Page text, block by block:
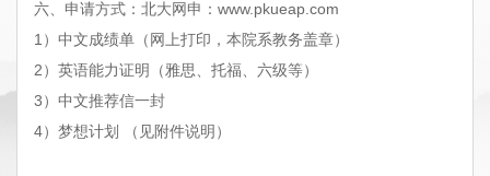
六、申请方式：北大网申：www.pkueap.com
1）中文成绩单（网上打印，本院系教务盖章）
2）英语能力证明（雅思、托福、六级等）
3）中文推荐信一封
4）梦想计划 （见附件说明）